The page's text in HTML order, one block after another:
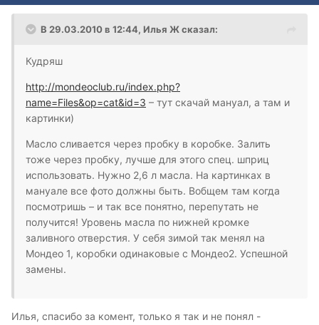
В 29.03.2010 в 12:44, Илья Ж сказал:
Кудряш
http://mondeoclub.ru/index.php?
name=Files&op=cat&id=3 – тут скачай мануал, а там и
картинки)
Масло сливается через пробку в коробке. Залить
тоже через пробку, лучше для этого спец. шприц
использовать. Нужно 2,6 л масла. На картинках в
мануале все фото должны быть. Вобщем там когда
посмотришь – и так все понятно, перепутать не
получится! Уровень масла по нижней кромке
заливного отверстия. У себя зимой так менял на
Мондео 1, коробки одинаковые с Мондео2. Успешной
замены.
Илья, спасибо за комент, только я так и не понял -